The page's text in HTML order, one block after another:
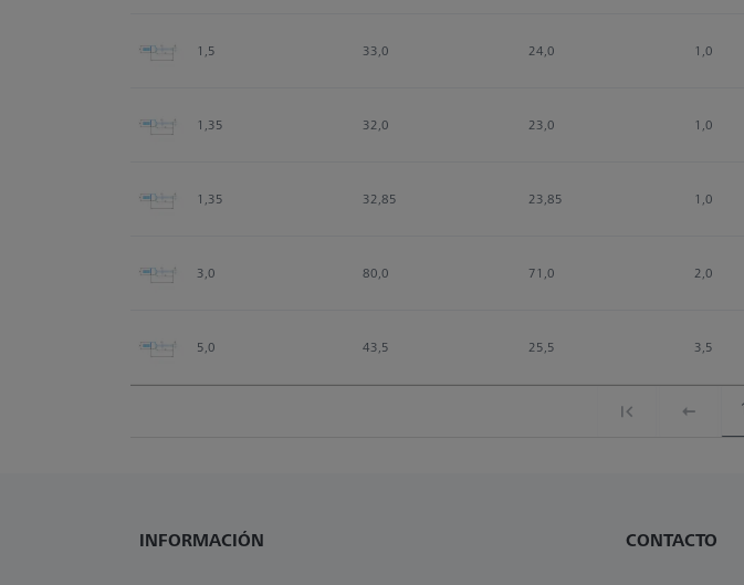
1,5 33,0 24,0 1,0
1,35 32,0 23,0 1,0
1,35 32,85 23,85 1,0
3,0 80,0 71,0 2,0
5,0 43,5 25,5 3,5
INFORMACIÓN CONTACTO